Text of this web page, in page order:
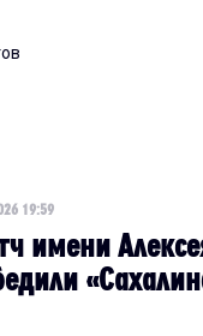
19:59
имени